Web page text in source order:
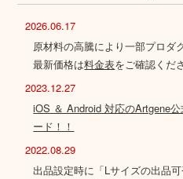
2026.06.17
原材料の高騰により一部プロダ
最新価格は料金表をご確認くだ
2023.12.27
iOS ＆ Android 対応のArtgene
ード！！
2022.08.29
出品設定時に「Lサイズの出品